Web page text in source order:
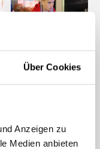
Über Cookies
Anzeigen zu
Medien anbieten